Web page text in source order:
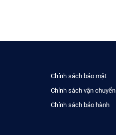
Chính sách bảo mật
Chính sách vận chuyển
Chính sách bảo hành